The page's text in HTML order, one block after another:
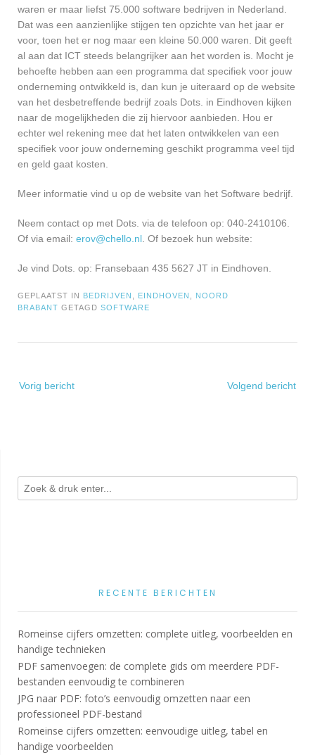
waren er maar liefst 75.000 software bedrijven in Nederland.
Dat was een aanzienlijke stijgen ten opzichte van het jaar er
voor, toen het er nog maar een kleine 50.000 waren. Dit geeft
al aan dat ICT steeds belangrijker aan het worden is. Mocht je
behoefte hebben aan een programma dat specifiek voor jouw
onderneming ontwikkeld is, dan kun je uiteraard op de website
van het desbetreffende bedrijf zoals Dots. in Eindhoven kijken
naar de mogelijkheden die zij hiervoor aanbieden. Hou er
echter wel rekening mee dat het laten ontwikkelen van een
specifiek voor jouw onderneming geschikt programma veel tijd
en geld gaat kosten.
Meer informatie vind u op de website van het Software bedrijf.
Neem contact op met Dots. via de telefoon op: 040-2410106.
Of via email: erov@chello.nl . Of bezoek hun website:
Je vind Dots. op: Fransebaan 435 5627 JT in Eindhoven.
GEPLAATST IN BEDRIJVEN EINDHOVEN
NOORD
BRABANT GETAGD SOFTWARE
navigatie
Vorig bericht Volgend bericht
RECENTE BERICHTEN
Romeinse cijfers omzetten: complete uitleg, voorbeelden en
handige technieken
PDF samenvoegen: de complete gids om meerdere PDF-
bestanden eenvoudig te combineren
JPG naar PDF: foto’s eenvoudig omzetten naar een
professioneel PDF-bestand
Romeinse cijfers omzetten: eenvoudige uitleg, tabel en
handige voorbeelden